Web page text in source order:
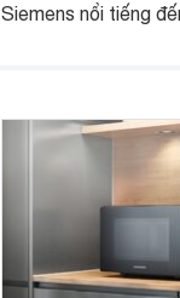
Siemens nổi tiếng
và tiện lợi. Cùng
hiểu chi tiết sản